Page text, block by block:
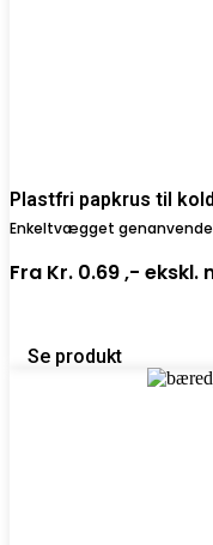
Plastfri papkrus til
Enkeltvægget
Fra Kr. 0.69 ,- ekskl.
Se produkt